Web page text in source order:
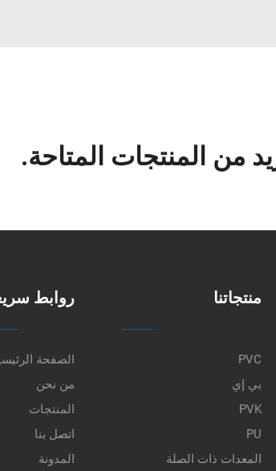
من المنتجات المتاحة.
منتجاتنا
PVC
بي إي
PVK
PU
المعدات ذات الصلة
روابط
الصفحة
من نحن
المنتجات
اتصل بنا
المدونة